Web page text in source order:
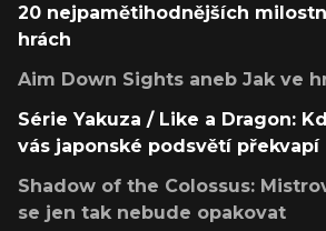
20 nejpamětihodnějších
hrách
Aim Down Sights aneb Jak ve
Série Yakuza / Like a Dragon:
vás japonské podsvětí překvapí
Shadow of the Colossus:
se jen tak nebude opakovat